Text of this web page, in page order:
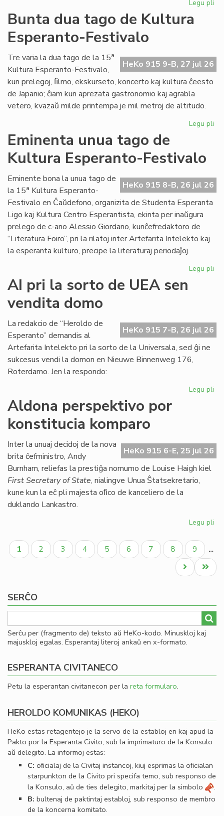
Legu pli
de
Bunta dua tago de Kultura
Esperanto-Festivalo
HeKo 915 9-B, 27 jul 26
Tre varia la dua tago de la 15a
Kultura Esperanto-Festivalo,
kun prelegoj, ﬁlmo, ekskurseto, koncerto kaj kultura ĉeesto
de Japanio; ĉiam kun aprezata gastronomio kaj agrabla
vetero, kvazaŭ milde printempa je mil metroj de altitudo.
Legu pli
Eminenta unua tago de
Kultura Esperanto-Festivalo
HeKo 915 8-B, 26 jul 26
Eminente bona la unua tago de
la 15a Kultura Esperanto-
Festivalo en Ĉaŭdefono, organizita de Studenta Esperanta
Ligo kaj Kultura Centro Esperantista, ekinta per inaŭgura
prelego de c-ano Alessio Giordano, kunĉefredaktoro de
“Literatura Foiro”, pri la rilatoj inter Artefarita Intelekto kaj
la esperanta kulturo, precipe la literaturaj periodaĵoj.
Legu pli
AI pri la sorto de UEA sen
vendita domo
HeKo 915 7-B, 26 jul 26
La redakcio de “Heroldo de
Esperanto” demandis al
Artefarita Intelekto pri la sorto de la Universala, sed ĝi ne
sukcesus vendi la domon en Nieuwe Binnenweg 176,
Roterdamo. Jen la respondo:
Legu pli
de
Aldona perspektivo por
konstitucia komparo
HeKo 915 6-E, 25 jul 26
Inter la unuaj decidoj de la nova
brita ĉefministro, Andy
Burnham, reliefas la prestiĝa nomumo de Louise Haigh kiel
First Secretary of State, nialingve Unua Ŝtatsekretario,
kune kun la eĉ pli majesta oﬁco de kanceliero de la
duklando Lankastro.
Legu pli
Pagination
Aktuala
paĝo
1 Paĝo
2 Paĝo
3 Paĝo
4 Paĝo
5 Paĝo
6 Paĝo
7 Paĝo
8 Paĝo
9 …
Last
page
Next
page
SERĈO
Serĉu per (fragmento de) teksto aŭ HeKo-kodo. Minuskloj kaj
majuskloj egalas. Esperantaj literoj ankaŭ en x-formato.
ESPERANTA CIVITANECO
Petu la esperantan civitanecon per la reta formularo.
HEROLDO KOMUNIKAS (HEKO)
HeKo estas retagentejo je la servo de la establoj en kaj apud la
Pakto por la Esperanta Civito, sub la imprimaturo de la Konsulo
aŭ delegito. La informoj estas:
C: oﬁcialaj de la Civitaj instancoj, kiuj esprimas la oﬁcialan
starpunkton de la Civito pri specifa temo, sub responso de
la Konsulo, aŭ de ties delegito, markitaj per la simbolo
.
B: bultenaj de paktintaj establoj, sub responso de membro
de la koncerna komitato.